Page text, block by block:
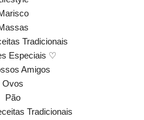
Tradicionais
Especiais ♡
Amigos
Ovos
Pão
Tradicionais